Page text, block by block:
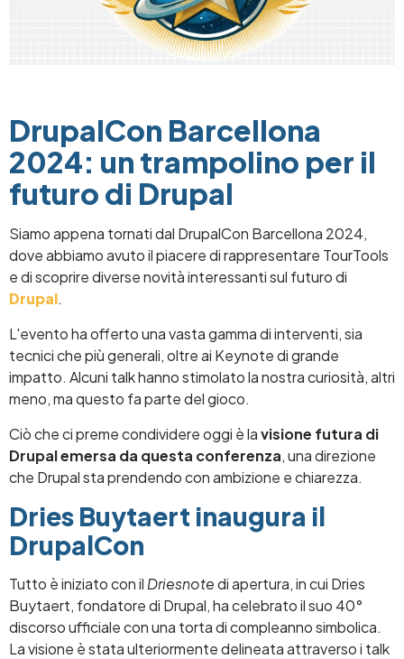
DrupalCon Barcellona
2024: un trampolino per il
futuro di Drupal
Siamo appena tornati dal DrupalCon Barcellona 2024,
dove abbiamo avuto il piacere di rappresentare TourTools
e di scoprire diverse novità interessanti sul futuro di
Drupal.
L'evento ha offerto una vasta gamma di interventi, sia
tecnici che più generali, oltre ai Keynote di grande
impatto. Alcuni talk hanno stimolato la nostra curiosità, altri
meno, ma questo fa parte del gioco.
Ciò che ci preme condividere oggi è lavisione futura di
Drupal emersa da questa conferenza, una direzione
che Drupal sta prendendo con ambizione e chiarezza.
Dries Buytaert inaugura il
DrupalCon
Tutto è iniziato con il Driesnotedi apertura, in cui Dries
Buytaert, fondatore di Drupal, ha celebrato il suo 40°
discorso ufficiale con una torta di compleanno simbolica.
La visione è stata ulteriormente delineata attraverso i talk